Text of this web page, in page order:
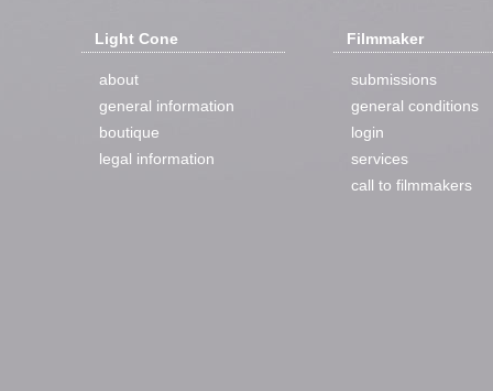
Light Cone
about
general information
boutique
legal information
Filmmaker
submissions
general conditions
login
services
call to filmmakers